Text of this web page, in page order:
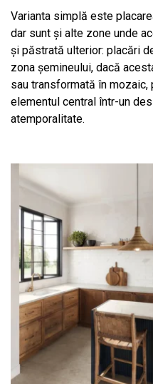
Varianta simplă este
dar sunt și alte zone unde
și păstrată ulterior: placări
zona șemineului, dacă
sau transformată în
elementul central într-un
atemporalitate.